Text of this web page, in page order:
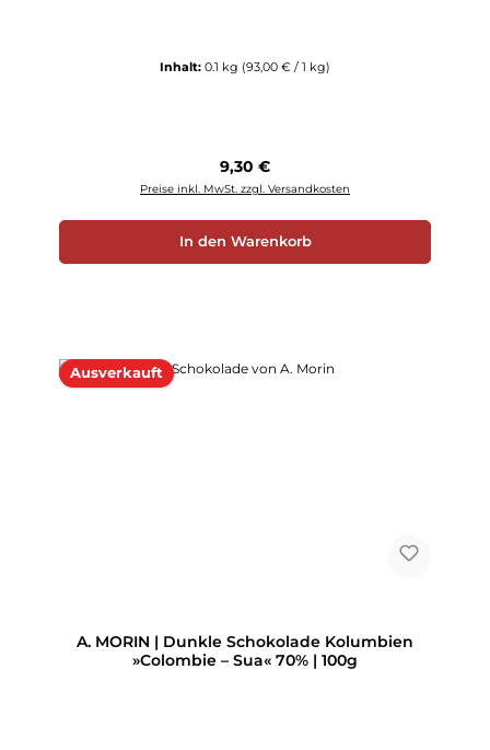
Inhalt: 0.1 kg (93,00 € / 1 kg)
Regulärer Preis:
9,30 €
Preise inkl. MwSt. zzgl. Versandkosten
In den Warenkorb
Ausverkauft
A. MORIN | Dunkle Schokolade Kolumbien
»Colombie – Sua« 70% | 100g